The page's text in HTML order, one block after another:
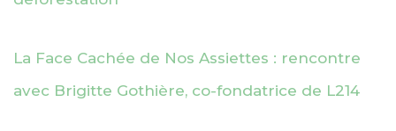
La Face Cachée de Nos Assiettes : rencontre
avec Brigitte Gothière, co-fondatrice de L214